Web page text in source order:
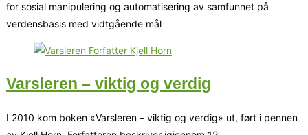
for sosial manipulering og automatisering av samfunnet på
verdensbasis med vidtgående mål
Varsleren – viktig og verdig
I 2010 kom boken «Varsleren – viktig og verdig» ut, ført i pennen